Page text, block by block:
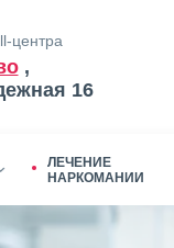
центра
,
16
ЛЕЧЕНИЕ
НАРКОМАНИИ